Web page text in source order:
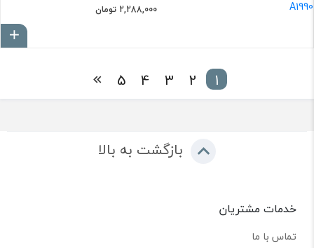
2,288,000 تومان
1
2
3
4
5
بازگشت به بالا
خدمات مشتریان
تماس با ما